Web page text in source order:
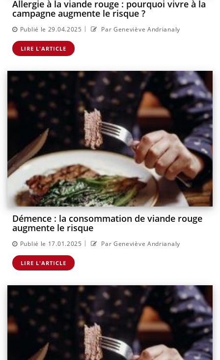
Allergie à la viande rouge : pourquoi vivre à la
campagne augmente le risque ?
Publié le 29.04.2025 | Par Geneviève Andrianaly
LIRE L'ARTICLE
Démence : la consommation de viande rouge
augmente le risque
Publié le 17.01.2025 | Par Geneviève Andrianaly
LIRE L'ARTICLE